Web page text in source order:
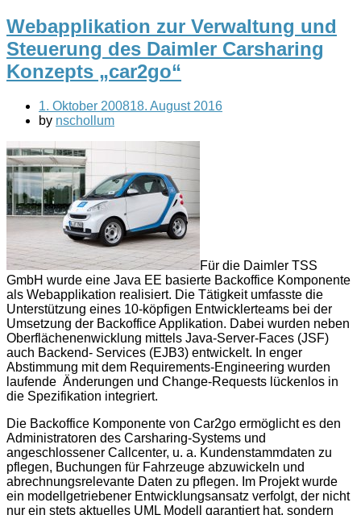
Webapplikation zur Verwaltung und
Steuerung des Daimler Carsharing
Konzepts „car2go“
1. Oktober 200818. August 2016
by nschollum
Für die Daimler TSS
GmbH wurde eine Java EE basierte Backoffice Komponente
als Webapplikation realisiert. Die Tätigkeit umfasste die
Unterstützung eines 10-köpfigen Entwicklerteams bei der
Umsetzung der Backoffice Applikation. Dabei wurden neben
Oberflächenenwicklung mittels Java-Server-Faces (JSF)
auch Backend- Services (EJB3) entwickelt. In enger
Abstimmung mit dem Requirements-Engineering wurden
laufende Änderungen und Change-Requests lückenlos in
die Spezifikation integriert.
Die Backoffice Komponente von Car2go ermöglicht es den
Administratoren des Carsharing-Systems und
angeschlossener Callcenter, u. a. Kundenstammdaten zu
pflegen, Buchungen für Fahrzeuge abzuwickeln und
abrechnungsrelevante Daten zu pflegen. Im Projekt wurde
ein modellgetriebener Entwicklungsansatz verfolgt, der nicht
nur ein stets aktuelles UML Modell garantiert hat, sondern